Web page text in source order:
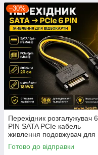
–30%
Перехідник розгалужувач 6
PIN SATA PCIe кабель
живлення подовжувач для
відеокарти перехідник 8 пін
для відеоадаптера GPU
Готово до відправки